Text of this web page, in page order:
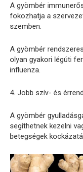
A gyömbér
fokozhatja a
szemben.
A gyömbér
olyan gyakori légúti
influenza.
4. Jobb szív- és
A gyömbér
segíthetnek kezelni
betegségek